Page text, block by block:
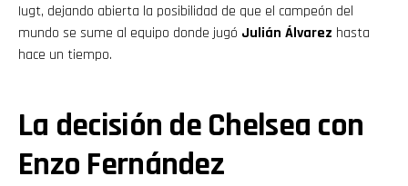
Iugt, dejando abierta la posibilidad de que el campeón del
mundo se sume al equipo donde jugó Julián Álvarez hasta
hace un tiempo.
La decisión de Chelsea con
Enzo Fernández